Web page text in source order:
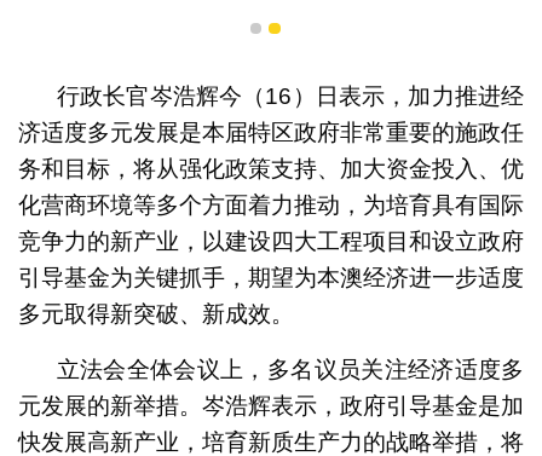
1 2
行政长官岑浩辉今（16）日表示，加力推进经
济适度多元发展是本届特区政府非常重要的施政任
务和目标，将从强化政策支持、加大资金投入、优
化营商环境等多个方面着力推动，为培育具有国际
竞争力的新产业，以建设四大工程项目和设立政府
引导基金为关键抓手，期望为本澳经济进一步适度
多元取得新突破、新成效。
立法会全体会议上，多名议员关注经济适度多
元发展的新举措。岑浩辉表示，政府引导基金是加
快发展高新产业，培育新质生产力的战略举措，将